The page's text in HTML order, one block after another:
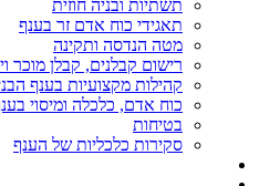
תשתיות ובניה חוזית
תאגידי כוח אדם זר בענף
מטה הנדסה ותקינה
רישום קבלנים, קבלן מוכר
קהילות מקצועיות בענף
כוח אדם, כלכלה ומיסוי
בטיחות
סקירות כלכליות של הענף